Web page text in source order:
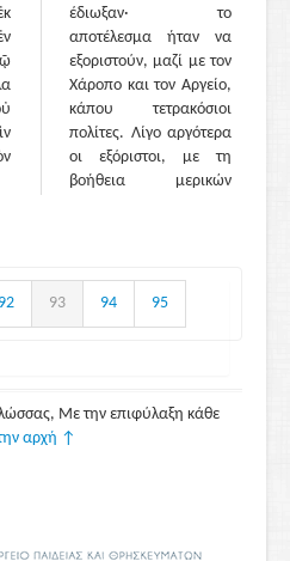
έδιωξαν· το
αποτέλεσμα ήταν να
εξοριστούν, μαζί με τον
Χάροπο και τον Αργείο,
κάπου τετρακόσιοι
πολίτες. Λίγο αργότερα
οι εξόριστοι, με τη
βοήθεια μερικών
καλή τοποθεσία και
συμμάχους τούς
Αρκάδες που ήταν τόσο
από την Ήλιδα.
92 93 94 95
Με την επιφύλαξη κάθε
αρχή ↑